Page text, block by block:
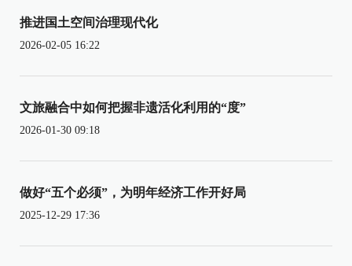
推进国土空间治理现代化
2026-02-05 16:22
文旅融合中如何把握非遗活化利用的“度”
2026-01-30 09:18
做好“五个必须”，为明年经济工作开好局
2025-12-29 17:36